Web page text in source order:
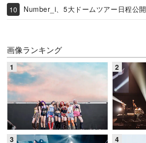
Number_i、5大ドームツアー日程公開
画像ランキング